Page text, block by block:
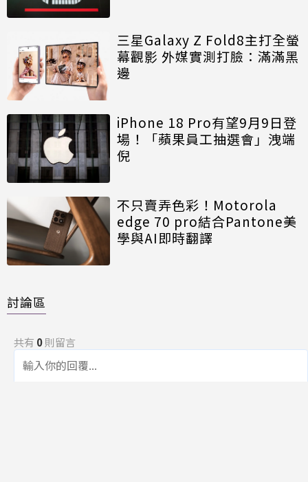
三星Galaxy Z Fold8主打全螢
幕觀影 外媒實測打臉：滿滿黑
邊
iPhone 18 Pro有望9月9日登
場！「蘋果員工抽選會」洩端
倪
不只賣弄色彩！Motorola
edge 70 pro結合Pantone美
學與AI即時翻譯
討論區
共有 0則留言